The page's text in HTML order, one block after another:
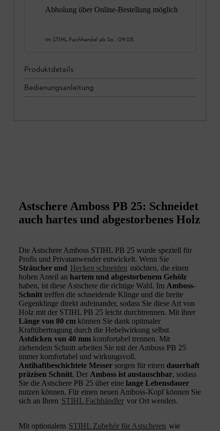
Abholung über Online-Bestellung möglich
Im STIHL Fachhandel ab So., 09.08.
Produktdetails
Bedienungsanleitung
Astschere Amboss PB 25: Schneidet
auch hartes und abgestorbenes Holz
Die Astschere Amboss STIHL PB 25 wurde speziell für
Profis und Privatanwender entwickelt. Wenn Sie
Sträucher und Hecken schneiden möchten, die einen
hohen Anteil an hartem und abgestorbenem Gehölz
haben, ist diese Astschere die richtige Wahl. Im Amboss-
Schnitt treffen die schneidende Klinge und die breite
Gegenklinge direkt aufeinander, sodass Sie diese Art von
Holz mit der STIHL PB 25 leicht durchtrennen. Mit ihrer
Länge von 80 cm können Sie dank optimaler
Kraftübertragung durch die Hebelwirkung selbst
Astdicken von 40 mm komfortabel trennen. Mit
ziehendem Schnitt arbeiten Sie mit der Amboss PB 25
immer komfortabel und wirkungsvoll.
Antihaftbeschichtete Messer sorgen für einen dauerhaft
präzisen Schnitt. Der Amboss ist austauschbar, sodass
Sie die Astschere PB 25 über eine lange Lebensdauer
nutzen können. Für einen neuen Amboss-Kopf können Sie
sich an Ihren STIHL Fachhändler vor Ort wenden.
Mit optionalem STIHL Zubehör für Astscheren wie